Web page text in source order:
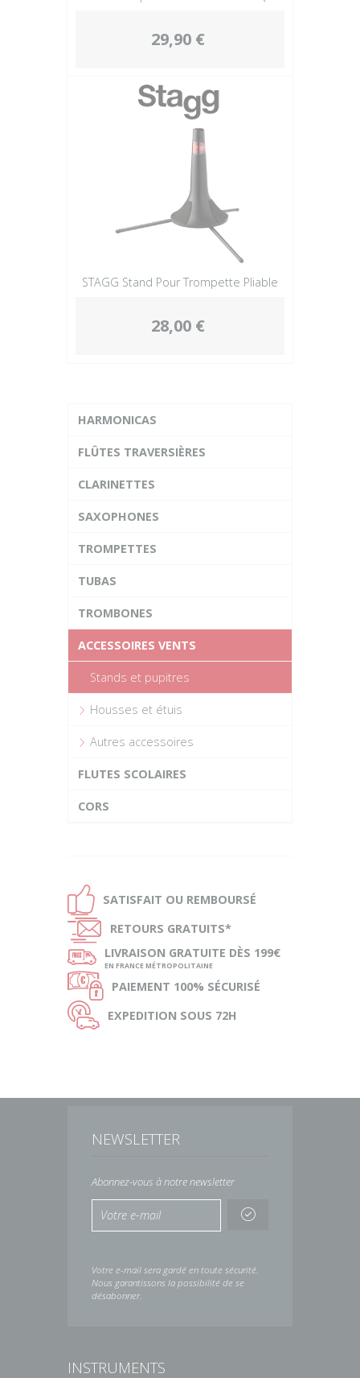
29,90 €
STAGG Stand Pour Trompette Pliable
28,00 €
HARMONICAS
FLÛTES TRAVERSIÈRES
CLARINETTES
SAXOPHONES
TROMPETTES
TUBAS
TROMBONES
ACCESSOIRES VENTS
Stands et pupitres
Housses et étuis
Autres accessoires
FLUTES SCOLAIRES
CORS
Ð SATISFAIT OU REMBOURSÉ
Ñ RETOURS GRATUITS*
ø LIVRAISON GRATUITE DÈS 199€
EN FRANCE MÉTROPOLITAINE
Ø PAIEMENT 100% SÉCURISÉ
Ù EXPEDITION SOUS 72H
NEWSLETTER
Abonnez-vous à notre newsletter
Votre e-mail sera gardé en toute sécurité.
Nous garantissons la possibilité de se
désabonner.
INSTRUMENTS